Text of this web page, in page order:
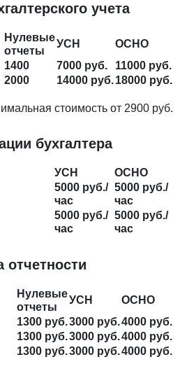
учета
Нулевые
отчеты
УСН
ОСНО
1400 7000 руб.
11000 руб.
2000 14000 руб.18000 руб.
стоимость от 2900 руб.
бухгалтера
УСН
ОСНО
5000 руб./
час
5000 руб./
час
5000 руб./
час
5000 руб./
час
отчетности
Нулевые
отчеты
УСН
ОСНО
1300 руб.3000 руб.4000 руб.
1300 руб.3000 руб.4000 руб.
1300 руб.3000 руб.4000 руб.